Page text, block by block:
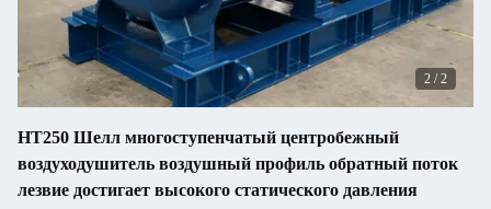
2 /2
HT250 Шелл многоступенчатый центробежный
воздуходушитель воздушный профиль обратный поток
лезвие достигает высокого статического давления